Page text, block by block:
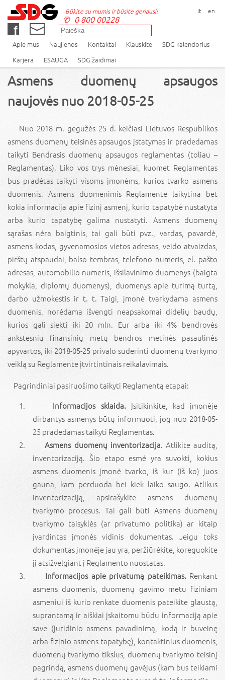
lt en
Būkite su mumis ir būsite geriausi!
0 800 00228
Apie mus Naujienos Kontaktai Klauskite
SDG kalendorius
Karjera
ESAUGA SDG žaidimai
Asmens duomenų apsaugos
naujovės nuo 2018-05-25
Nuo 2018 m. gegužės 25 d. keičiasi Lietuvos Respublikos
asmens duomenų teisinės apsaugos įstatymas ir pradedamas
taikyti Bendrasis duomenų apsaugos reglamentas (toliau –
Reglamentas). Liko vos trys mėnesiai, kuomet Reglamentas
bus pradėtas taikyti visoms įmonėms, kurios tvarko asmens
duomenis. Asmens duomenimis Reglamente laikytina bet
kokia informacija apie fizinį asmenį, kurio tapatybė nustatyta
arba kurio tapatybę galima nustatyti. Asmens duomenų
sąrašas nėra baigtinis, tai gali būti pvz., vardas, pavardė,
asmens kodas, gyvenamosios vietos adresas, veido atvaizdas,
pirštų atspaudai, balso tembras, telefono numeris, el. pašto
adresas, automobilio numeris, išsilavinimo duomenys (baigta
mokykla, diplomų duomenys), duomenys apie turimą turtą,
darbo užmokestis ir t. t. Taigi, įmonė tvarkydama asmens
duomenis, norėdama išvengti neapsakomai didelių baudų,
kurios gali siekti iki 20 mln. Eur arba iki 4% bendrovės
ankstesnių finansinių metų bendros metinės pasaulinės
apyvartos, iki 2018-05-25 privalo suderinti duomenų tvarkymo
veiklą su Reglamente įtvirtintinais reikalavimais.
Pagrindiniai pasiruošimo taikyti Reglamentą etapai:
Informacijos sklaida.Įsitikinkite, kad įmonėje
dirbantys asmenys būtų informuoti, jog nuo 2018-05-
25 pradedamas taikyti Reglamentas.
Asmens duomenų inventorizacija. Atlikite auditą,
inventorizaciją. Šio etapo esmė yra suvokti, kokius
asmens duomenis įmonė tvarko, iš kur (iš ko) juos
gauna, kam perduoda bei kiek laiko saugo. Atlikus
inventorizaciją, apsirašykite asmens duomenų
tvarkymo procesus. Tai gali būti Asmens duomenų
tvarkymo taisyklės (ar privatumo politika) ar kitaip
įvardintas įmonės vidinis dokumentas. Jeigu toks
dokumentas įmonėje jau yra, peržiūrėkite, koreguokite
jį atsižvelgiant į Reglamento nuostatas.
Informacijos apie privatumą pateikimas.Renkant
asmens duomenis, duomenų gavimo metu fiziniam
asmeniui iš kurio renkate duomenis pateikite glaustą,
suprantamą ir aiškiai įskaitomu būdu informaciją apie
save (juridinio asmens pavadinimą, kodą ir buveinę
arba fizinio asmens tapatybę), kontaktinius duomenis,
duomenų tvarkymo tikslus, duomenų tvarkymo teisinį
pagrindą, asmens duomenų gavėjus (kam bus teikiami